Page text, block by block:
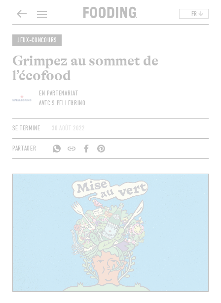
FR
JEUX-CONCOURS
Grimpez au sommet de
l’écofood
EN PARTENARIAT
AVEC S.PELLEGRINO
SE TERMINE 30 AOÛT 2022
PARTAGER